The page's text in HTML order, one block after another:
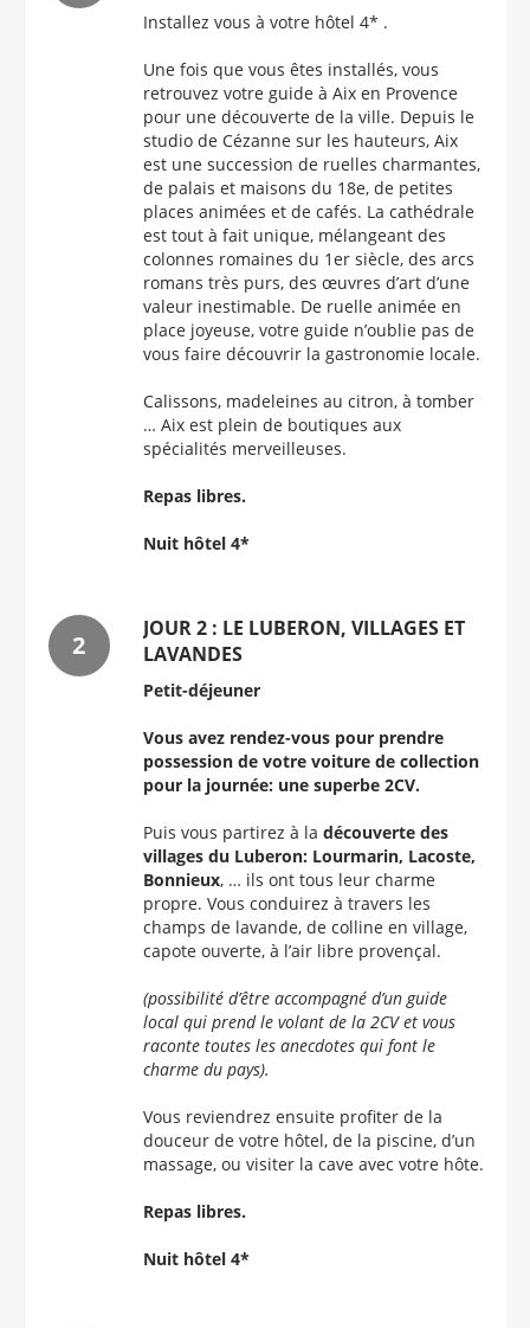
Installez vous à votre hôtel 4* .
Une fois que vous êtes installés, vous
retrouvez votre guide à Aix en Provence
pour une découverte de la ville. Depuis le
studio de Cézanne sur les hauteurs, Aix
est une succession de ruelles charmantes,
de palais et maisons du 18e, de petites
places animées et de cafés. La cathédrale
est tout à fait unique, mélangeant des
colonnes romaines du 1er siècle, des arcs
romans très purs, des œuvres d’art d’une
valeur inestimable. De ruelle animée en
place joyeuse, votre guide n’oublie pas de
vous faire découvrir la gastronomie locale.
Calissons, madeleines au citron, à tomber
… Aix est plein de boutiques aux
spécialités merveilleuses.
Repas libres.
Nuit hôtel 4*
JOUR 2 : LE LUBERON, VILLAGES ET
LAVANDES
Petit-déjeuner
Vous avez rendez-vous pour prendre
possession de votre voiture de collection
pour la journée: une superbe 2CV.
Puis vous partirez à la découverte des
villages du Luberon: Lourmarin, Lacoste,
Bonnieux, … ils ont tous leur charme
propre. Vous conduirez à travers les
champs de lavande, de colline en village,
capote ouverte, à l’air libre provençal.
(possibilité d’être accompagné d’un guide
local qui prend le volant de la 2CV et vous
raconte toutes les anecdotes qui font le
charme du pays).
Vous reviendrez ensuite profiter de la
douceur de votre hôtel, de la piscine, d’un
massage, ou visiter la cave avec votre hôte.
Repas libres.
Nuit hôtel 4*